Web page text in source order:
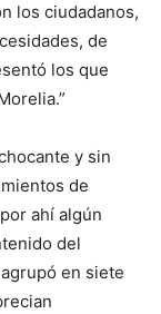
los ciudadanos,
de
los que
y sin
de
ahí algún
del
en siete